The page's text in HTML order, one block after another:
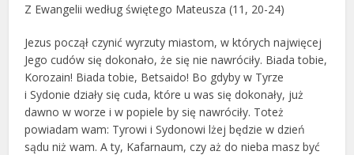
Z Ewangelii według świętego Mateusza (11, 20-24)
Jezus począł czynić wyrzuty miastom, w których najwięcej
Jego cudów się dokonało, że się nie nawróciły. Biada tobie,
Korozain! Biada tobie, Betsaido! Bo gdyby w Tyrze
i Sydonie działy się cuda, które u was się dokonały, już
dawno w worze i w popiele by się nawróciły. Toteż
powiadam wam: Tyrowi i Sydonowi lżej będzie w dzień
sądu niż wam. A ty, Kafarnaum, czy aż do nieba masz być